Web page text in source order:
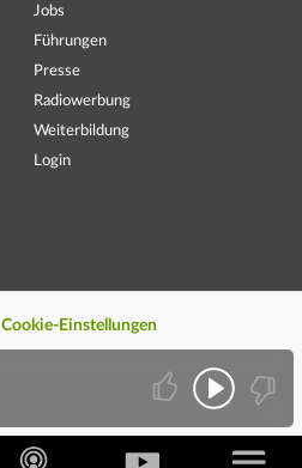
Jobs
Führungen
Presse
Radiowerbung
Weiterbildung
Login
Cookie-Einstellungen